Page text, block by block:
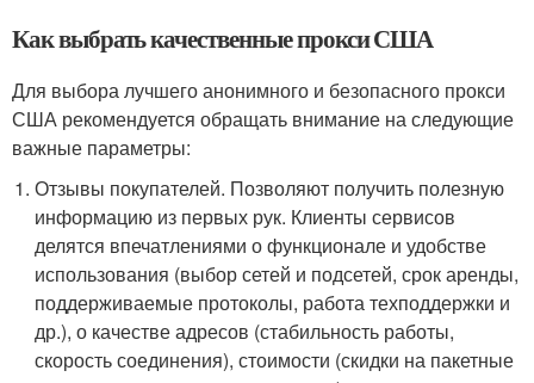
Как выбрать качественные прокси США
Для выбора лучшего анонимного и безопасного прокси
США рекомендуется обращать внимание на следующие
важные параметры:
Отзывы покупателей. Позволяют получить полезную
информацию из первых рук. Клиенты сервисов
делятся впечатлениями о функционале и удобстве
использования (выбор сетей и подсетей, срок аренды,
поддерживаемые протоколы, работа техподдержки и
др.), о качестве адресов (стабильность работы,
скорость соединения), стоимости (скидки на пакетные